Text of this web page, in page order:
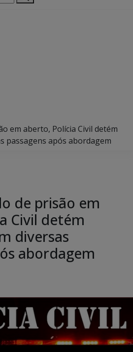
em aberto, Polícia Civil detém
passagens após abordagem
de prisão em
Civil detém
diversas
abordagem